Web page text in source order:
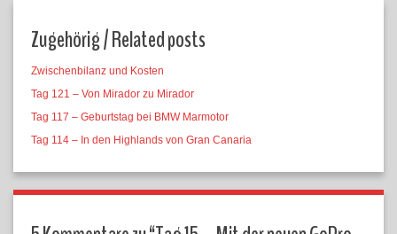
Zugehörig / Related posts
Zwischenbilanz und Kosten
Tag 121 – Von Mirador zu Mirador
Tag 117 – Geburtstag bei BMW Marmotor
Tag 114 – In den Highlands von Gran Canaria